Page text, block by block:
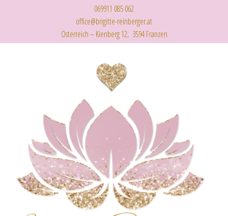
069911 085 062
office@brigitte-reinberger.at
Österreich – Kienberg 12, 3594 Franzen